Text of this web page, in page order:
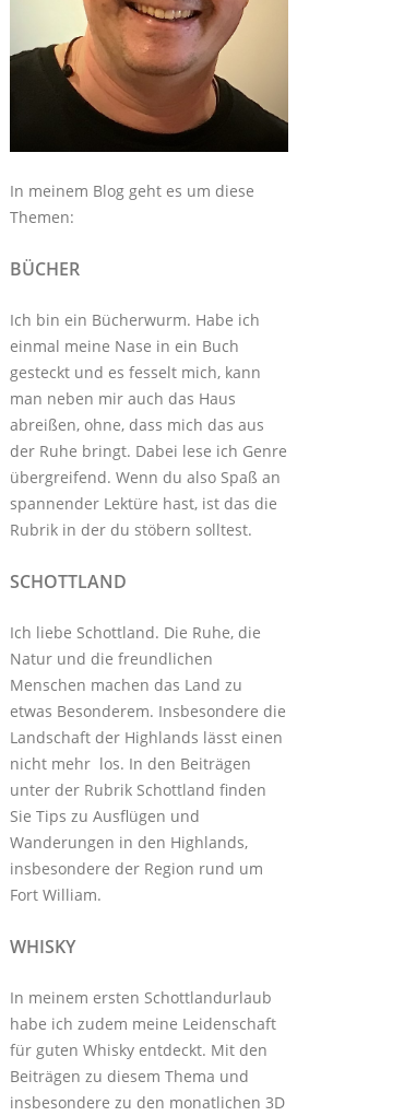
In meinem Blog geht es um diese
Themen:
BÜCHER
Ich bin ein Bücherwurm. Habe ich
einmal meine Nase in ein Buch
gesteckt und es fesselt mich, kann
man neben mir auch das Haus
abreißen, ohne, dass mich das aus
der Ruhe bringt. Dabei lese ich Genre
übergreifend. Wenn du also Spaß an
spannender Lektüre hast, ist das die
Rubrik in der du stöbern solltest.
SCHOTTLAND
Ich liebe Schottland. Die Ruhe, die
Natur und die freundlichen
Menschen machen das Land zu
etwas Besonderem. Insbesondere die
Landschaft der Highlands lässt einen
nicht mehr los. In den Beiträgen
unter der Rubrik Schottland finden
Sie Tips zu Ausflügen und
Wanderungen in den Highlands,
insbesondere der Region rund um
Fort William.
WHISKY
In meinem ersten Schottlandurlaub
habe ich zudem meine Leidenschaft
für guten Whisky entdeckt. Mit den
Beiträgen zu diesem Thema und
insbesondere zu den monatlichen 3D